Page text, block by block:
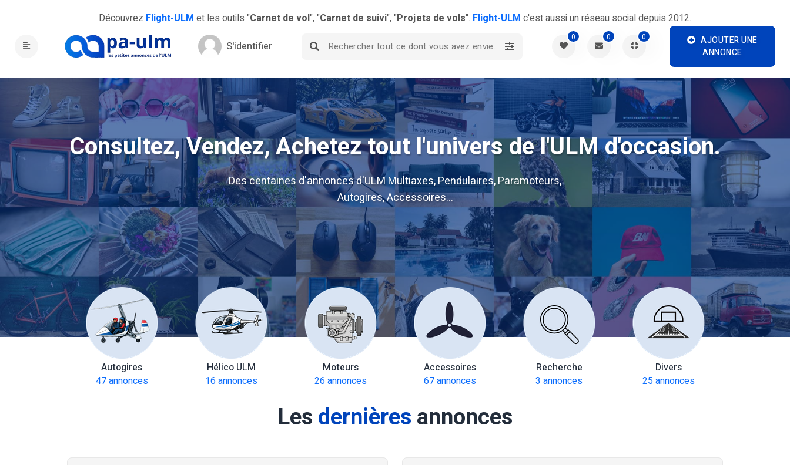
Découvrez Flight-ULM et les outils "Carnet de vol", "Carnet de suivi", "Projets de vols". Flight-ULM c'est aussi un réseau social depuis 2012.
S'identifier
0 0 0
AJOUTER UNE
ANNONCE
Consultez, Vendez, Achetez tout l'univers de l'ULM d'occasion.
Des centaines d'annonces d'ULM Multiaxes, Pendulaires, Paramoteurs,
Autogires, Accessoires...
Autogires
47 annonces
Hélico ULM
16 annonces
Moteurs
26 annonces
Accessoires
67 annonces
Recherche
3 annonces
Divers
25 annonces
Lesdernièresannonces